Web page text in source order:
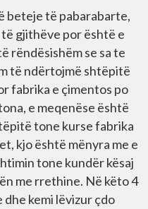
beteje të pabarabarte,
gjithëve por është e
rëndësishëm se sa te
të ndërtojmë shtëpitë
fabrika e çimentos po
e meqenëse është
tone kurse fabrika
kjo është mënyra me e
tone kundër kësaj
me rrethine. Në këto 4
kemi lëvizur çdo